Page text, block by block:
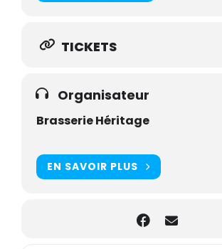
TICKETS
Organisateur
Brasserie Héritage
EN SAVOIR PLUS